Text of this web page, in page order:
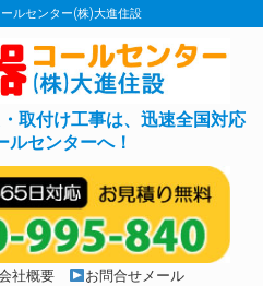
ルセンター(株)大進住設
取付け工事は、迅速全国対応
ルセンターへ！
社概要 お問合せメール